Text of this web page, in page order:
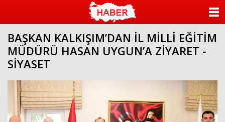
BAŞKAN KALKIŞIM’DAN İL MİLLİ EĞİTİM
MÜDÜRÜ HASAN UYGUN’A ZİYARET -
SİYASET
KATEGORİLER
FOTO GALERİ